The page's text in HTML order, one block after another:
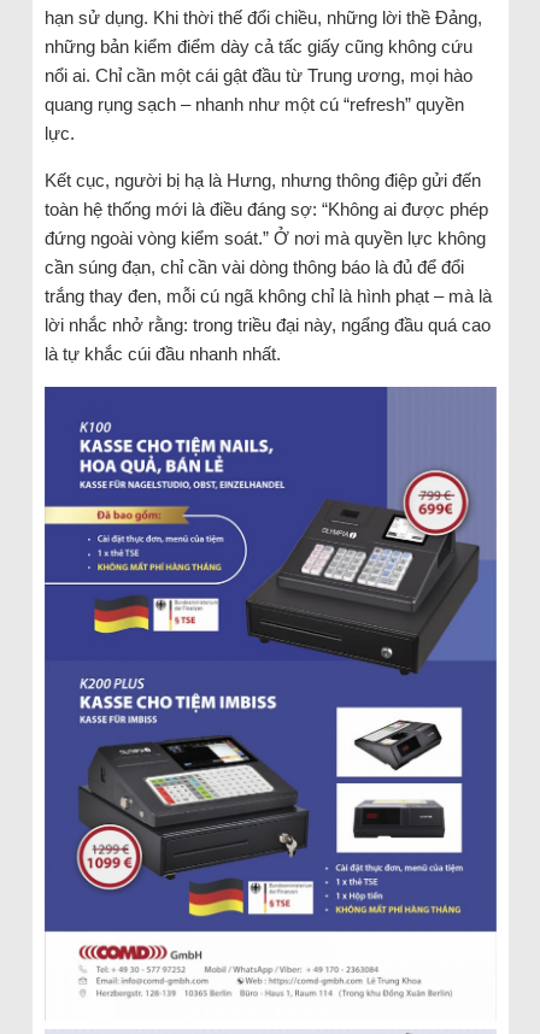
hạn sử dụng. Khi thời thế đổi chiều, những lời thề Đảng,
những bản kiểm điểm dày cả tấc giấy cũng không cứu
nổi ai. Chỉ cần một cái gật đầu từ Trung ương, mọi hào
quang rụng sạch – nhanh như một cú “refresh” quyền
lực.
Kết cục, người bị hạ là Hưng, nhưng thông điệp gửi đến
toàn hệ thống mới là điều đáng sợ: “Không ai được phép
đứng ngoài vòng kiểm soát.” Ở nơi mà quyền lực không
cần súng đạn, chỉ cần vài dòng thông báo là đủ để đổi
trắng thay đen, mỗi cú ngã không chỉ là hình phạt – mà là
lời nhắc nhở rằng: trong triều đại này, ngẩng đầu quá cao
là tự khắc cúi đầu nhanh nhất.